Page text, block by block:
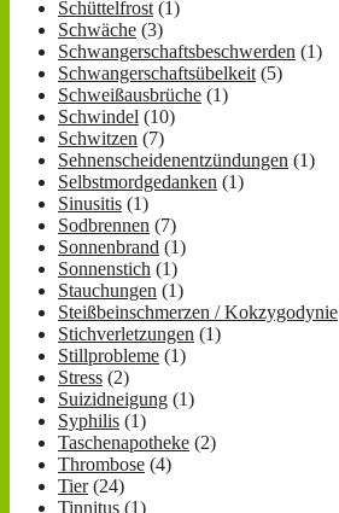
Schüttelfrost (1)
Schwäche (3)
Schwangerschaftsbeschwerden (1)
Schwangerschaftsübelkeit (5)
Schweißausbrüche (1)
Schwindel (10)
Schwitzen (7)
Sehnenscheidenentzündungen (1)
Selbstmordgedanken (1)
Sinusitis (1)
Sodbrennen (7)
Sonnenbrand (1)
Sonnenstich (1)
Stauchungen (1)
Steißbeinschmerzen / Kokzygodynie
Stichverletzungen (1)
Stillprobleme (1)
Stress (2)
Suizidneigung (1)
Syphilis (1)
Taschenapotheke (2)
Thrombose (4)
Tier(24)
Tinnitus (1)